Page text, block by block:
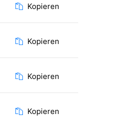
Kopieren
Kopieren
Kopieren
Kopieren